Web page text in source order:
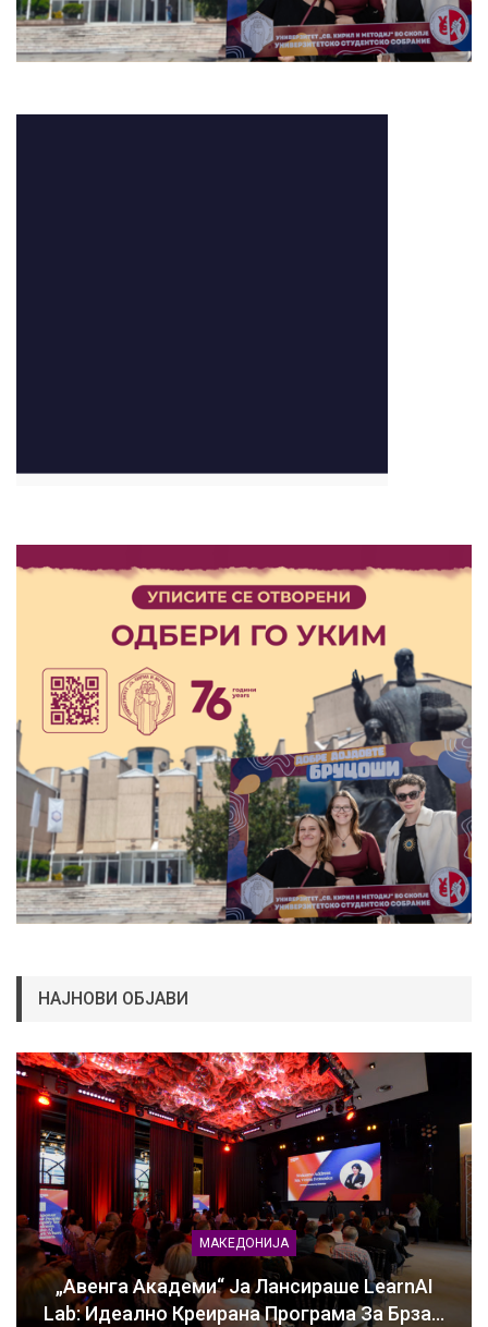
НАЈНОВИ ОБЈАВИ
МАКЕДОНИЈА
„Авенга Академи“ Ја Лансираше LearnAI
Lab: Идеално Креирана Програма За Брза…